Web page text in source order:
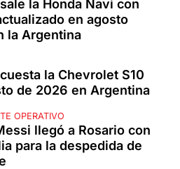
la Honda Navi con
en agosto
la Argentina
la Chevrolet S10
de 2026 en Argentina
OPERATIVO
llegó a Rosario con
para la despedida de